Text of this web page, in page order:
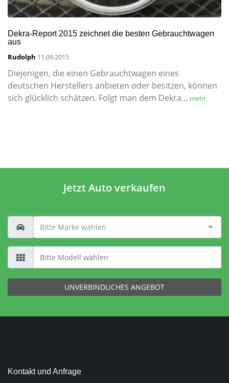
Dekra-Report 2015 zeichnet die besten Gebrauchtwagen
aus
Rudolph 11.09.2015
Diejenigen, die einen Gebrauchtwagen eines
deutschen Herstellers anbieten oder besitzen, können
sich glücklich schätzen. Folgt man dem Dekra... mehr
Jetzt Auto verkaufen
UNVERBINDLICHES ANGEBOT
Kontakt und Anfrage